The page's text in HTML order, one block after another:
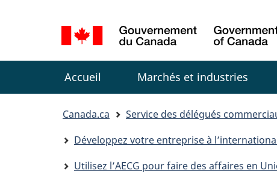
de
la
langue
Menu
Accueil Marchés et industries
You
are
here:
Canada.ca Service des délégués
Développez votre entreprise à
Utilisez l’AECG pour faire des affaires en